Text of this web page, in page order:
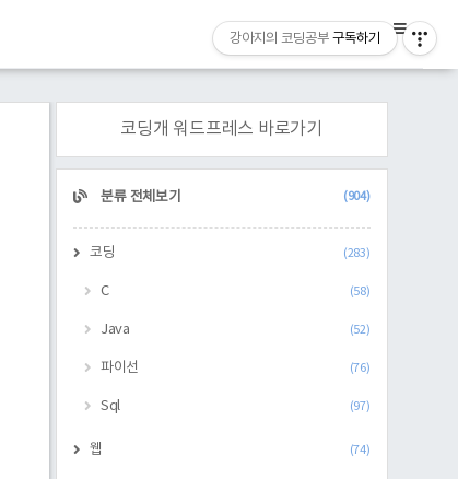
코딩개 워드프레스 바로가기
CATEGORY
분류 전체보기 (904)
코딩 (283)
C (58)
Java (52)
파이선 (76)
Sql (97)
웹 (74)
강아지의 코딩공부 구독하기